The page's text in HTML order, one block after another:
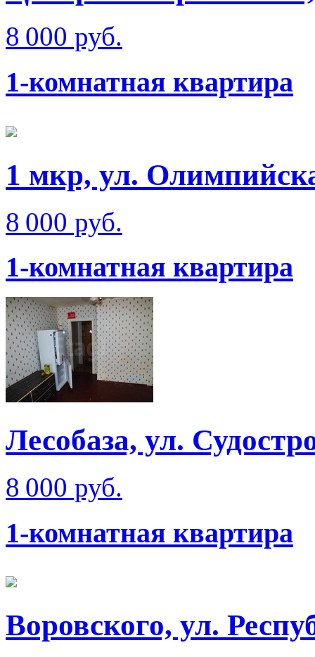
8 000 руб.
1-комнатная квартира
1 мкр, ул.
8 000 руб.
1-комнатная квартира
Лесобаза, ул.
8 000 руб.
1-комнатная квартира
Воровского, ул.